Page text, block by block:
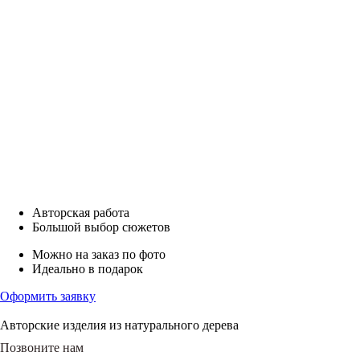
Авторская работа
Большой выбор сюжетов
Можно на заказ по фото
Идеально в подарок
Оформить заявку
Авторские изделия из натурального дерева
Позвоните нам